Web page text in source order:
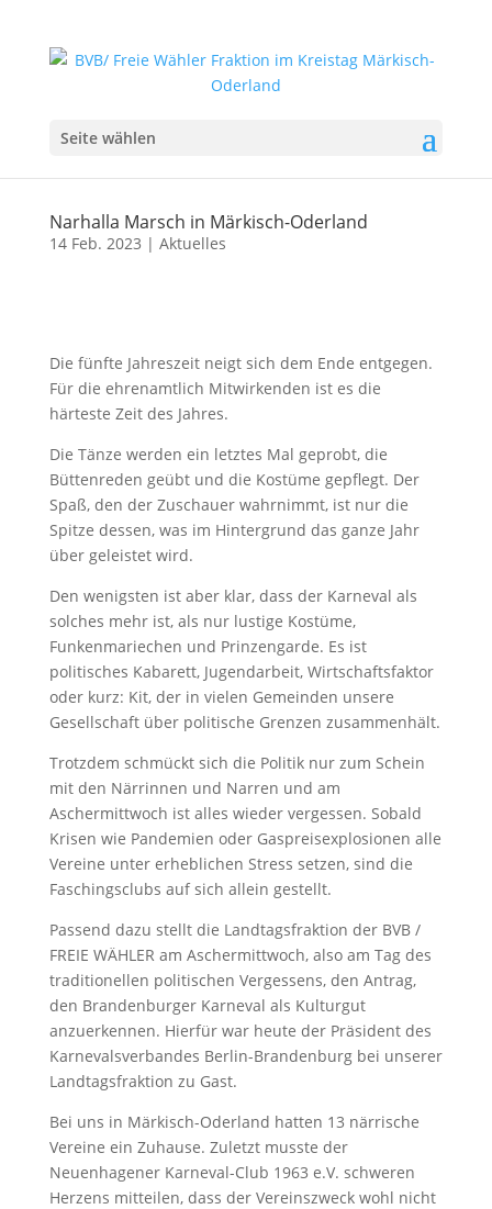
Seite wählen
Narhalla Marsch in Märkisch-Oderland
14 Feb. 2023 | Aktuelles
Die fünfte Jahreszeit neigt sich dem Ende entgegen.
Für die ehrenamtlich Mitwirkenden ist es die
härteste Zeit des Jahres.
Die Tänze werden ein letztes Mal geprobt, die
Büttenreden geübt und die Kostüme gepflegt. Der
Spaß, den der Zuschauer wahrnimmt, ist nur die
Spitze dessen, was im Hintergrund das ganze Jahr
über geleistet wird.
Den wenigsten ist aber klar, dass der Karneval als
solches mehr ist, als nur lustige Kostüme,
Funkenmariechen und Prinzengarde. Es ist
politisches Kabarett, Jugendarbeit, Wirtschaftsfaktor
oder kurz: Kit, der in vielen Gemeinden unsere
Gesellschaft über politische Grenzen zusammenhält.
Trotzdem schmückt sich die Politik nur zum Schein
mit den Närrinnen und Narren und am
Aschermittwoch ist alles wieder vergessen. Sobald
Krisen wie Pandemien oder Gaspreisexplosionen alle
Vereine unter erheblichen Stress setzen, sind die
Faschingsclubs auf sich allein gestellt.
Passend dazu stellt die Landtagsfraktion der BVB /
FREIE WÄHLER am Aschermittwoch, also am Tag des
traditionellen politischen Vergessens, den Antrag,
den Brandenburger Karneval als Kulturgut
anzuerkennen. Hierfür war heute der Präsident des
Karnevalsverbandes Berlin-Brandenburg bei unserer
Landtagsfraktion zu Gast.
Bei uns in Märkisch-Oderland hatten 13 närrische
Vereine ein Zuhause. Zuletzt musste der
Neuenhagener Karneval-Club 1963 e.V. schweren
Herzens mitteilen, dass der Vereinszweck wohl nicht